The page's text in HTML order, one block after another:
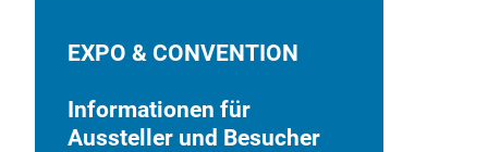
EXPO & CONVENTION
Informationen für
Aussteller und Besucher